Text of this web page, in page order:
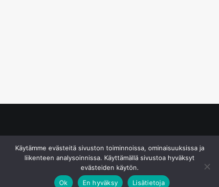
Käytämme evästeitä sivuston toiminnoissa, ominaisuuksissa ja
liikenteen analysoinnissa. Käyttämällä sivustoa hyväksyt
evästeiden käytön.
Ok
En hyväksy Lisätietoja